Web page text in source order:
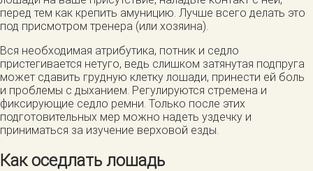
перед тем как крепить амуницию. Лучше всего делать это
под присмотром тренера (или хозяина).
Вся необходимая атрибутика, потник и седло
пристегивается нетуго, ведь слишком затянутая подпруга
может сдавить грудную клетку лошади, принести ей боль
и проблемы с дыханием. Регулируются стремена и
фиксирующие седло ремни. Только после этих
подготовительных мер можно надеть уздечку и
приниматься за изучение верховой езды.
Как оседлать лошадь